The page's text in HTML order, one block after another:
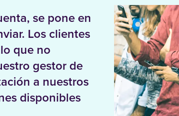
se pone en
Los clientes
que no
gestor de
a nuestros
disponibles